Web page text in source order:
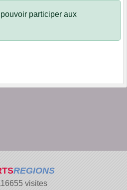
participer aux
REGIONS
visites